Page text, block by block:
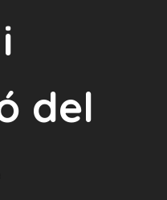
del